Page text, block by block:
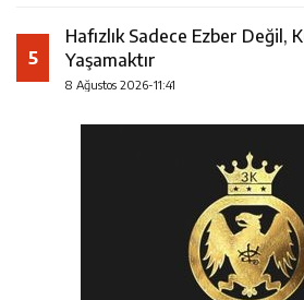
5
Hafızlık Sadece Ezber Değil,
Yaşamaktır
8 Ağustos 2026-11:41